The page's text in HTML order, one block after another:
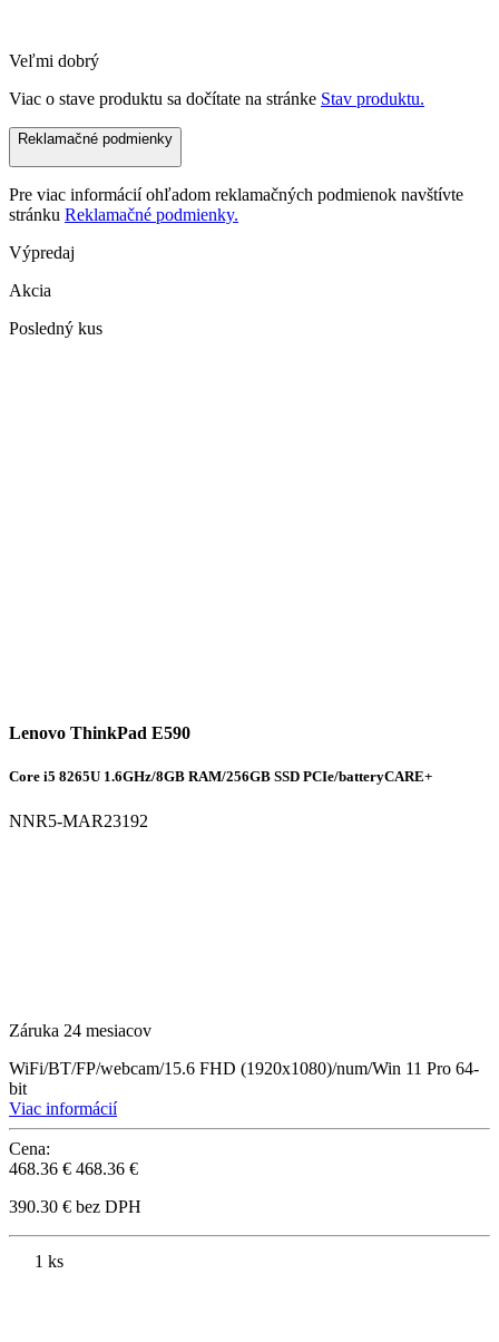
Veľmi dobrý
Viac o stave produktu sa dočítate na stránke Stav produktu.
Reklamačné podmienky
Pre viac informácií ohľadom reklamačných podmienok navštívte
stránku Reklamačné podmienky.
Výpredaj
Akcia
Posledný kus
Lenovo ThinkPad E590
Core i5 8265U 1.6GHz/8GB RAM/256GB SSD PCIe/batteryCARE+
NNR5-MAR23192
Záruka 24 mesiacov
WiFi/BT/FP/webcam/15.6 FHD (1920x1080)/num/Win 11 Pro 64-
bit
Viac informácií
Cena:
468.36 € 468.36 €
390.30 € bez DPH
1 ks